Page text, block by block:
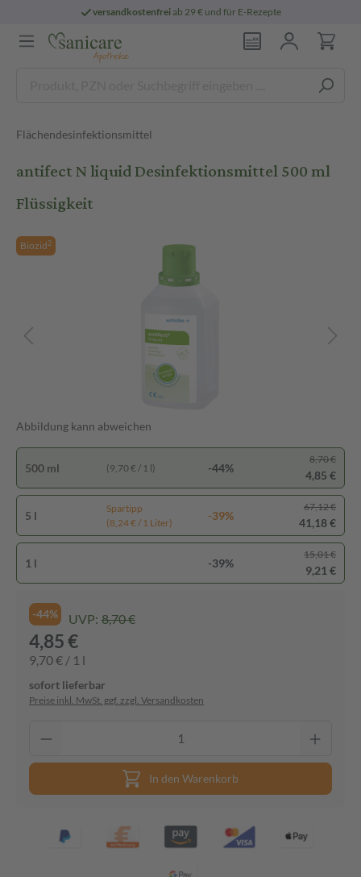
versandkostenfreiab 29 € und für E-Rezepte
Flächendesinfektionsmittel
antifect N liquid Desinfektionsmittel 500 ml
Flüssigkeit
Biozid2
Abbildung kann abweichen
500 ml (9,70 € / 1 l) -44%
8,70 €
4,85 €
5 l
Spartipp
(8,24 € / 1 Liter)
-39%
67,12 €
41,18 €
1 l -39%
15,01 €
9,21 €
-44% UVP: 8,70 €
4,85 €
9,70 € / 1 l
sofort lieferbar
Preise inkl. MwSt. ggf. zzgl. Versandkosten
In den Warenkorb